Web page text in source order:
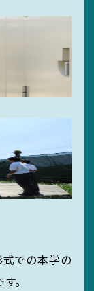
での本学の
。